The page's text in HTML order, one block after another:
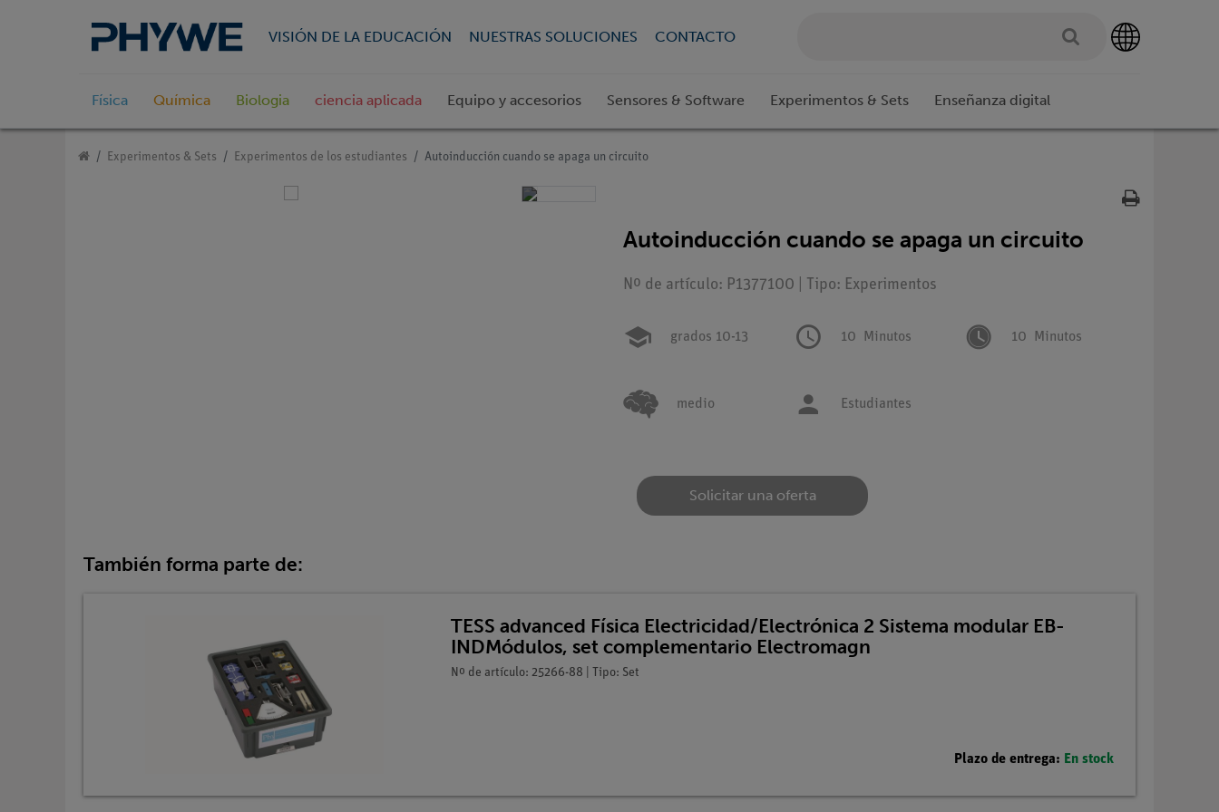
VISIÓN DE LA EDUCACIÓN NUESTRAS SOLUCIONES CONTACTO
Física Química Biologia ciencia aplicada Equipo y accesorios Sensores & Software Experimentos & Sets Enseñanza digital
Experimentos & Sets Experimentos de los estudiantes Autoinducción cuando se apaga un circuito
Autoinducción cuando se apaga un circuito
Nº de artículo: P1377100 | Tipo: Experimentos
grados 10-13 10 Minutos 10 Minutos
medio Estudiantes
Solicitar una oferta
También forma parte de:
TESS advanced Física Electricidad/Electrónica 2 Sistema modular EB-
INDMódulos, set complementario Electromagn
Nº de artículo: 25266-88 | Tipo: Set
Plazo de entrega: En stock